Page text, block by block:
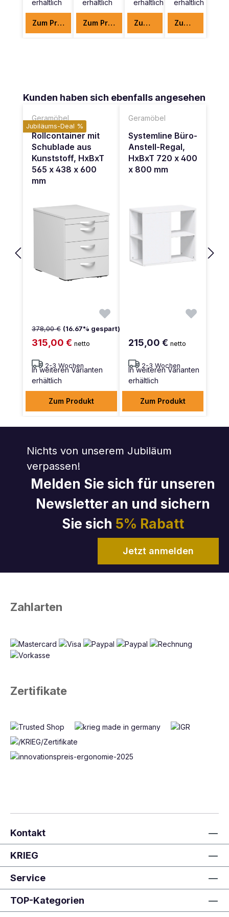
erhältlich
Zum Produkt
erhältlich
Zum Produkt
erhältlich
Zum Produkt
erhältlich
Zum Produkt
Produktgalerie überspringen
Kunden haben sich ebenfalls angesehen
Geramöbel
Jubiläums-Deal %
Rollcontainer mit
Schublade aus
Kunststoff, HxBxT
565 x 438 x 600
mm
378,00 € (16.67% gespart)
315,00 € netto
2-3 Wochen
In weiteren Varianten
erhältlich
Zum Produkt
Geramöbel
Systemline Büro-
Anstell-Regal,
HxBxT 720 x 400
x 800 mm
215,00 € netto
2-3 Wochen
In weiteren Varianten
erhältlich
Zum Produkt
Nichts von unserem Jubiläum
verpassen!
Melden Sie sich für unseren
Newsletter an und sichern
Sie sich 5% Rabatt
Jetzt anmelden
Zahlarten
Zertifikate
Kontakt
KRIEG
Service
TOP-Kategorien